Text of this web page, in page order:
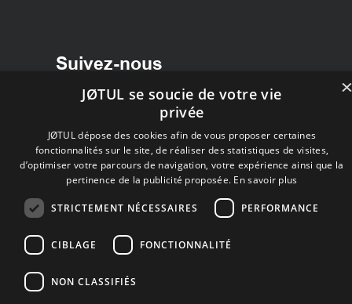
Suivez-nous
Facebook
JØTUL se soucie de votre vie
privée
JØTUL dépose des cookies afin de vous proposer certaines
fonctionnalités sur le site, de réaliser des statistiques de visites,
d’optimiser votre parcours de navigation, votre expérience ainsi que la
pertinence de la publicité proposée. En savoir plus
STRICTEMENT NÉCESSAIRES PERFORMANCE
CIBLAGE FONCTIONNALITÉ
NON CLASSIFIÉS